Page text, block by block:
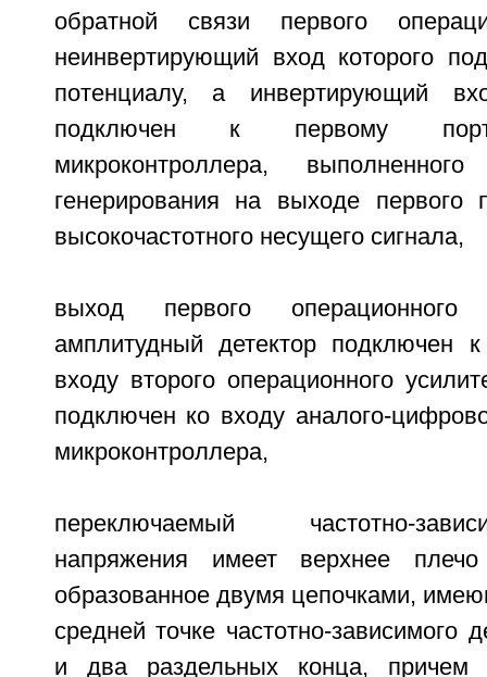
обратной связи первого
неинвертирующий вход которого
потенциалу, а инвертирующий
подключен к первому
микроконтроллера,
генерирования на выходе первого
высокочастотного несущего сигнала,
выход первого операционного
амплитудный детектор подключен
входу второго операционного
подключен ко входу аналого-
микроконтроллера,
переключаемый частотно-
напряжения имеет верхнее
образованное двумя цепочками,
средней точке частотно-зависимого
и два раздельных конца, причем